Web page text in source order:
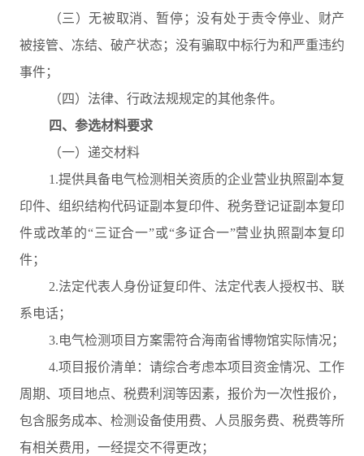
（三）无被取消、暂停；没有处于责令停业、财产
被接管、冻结、破产状态；没有骗取中标行为和严重违约
事件；
（四）法律、行政法规规定的其他条件。
四、参选材料要求
（一）递交材料
1.提供具备电气检测相关资质的企业营业执照副本复
印件、组织结构代码证副本复印件、税务登记证副本复印
件或改革的“三证合一”或“多证合一”营业执照副本复印
件；
2.法定代表人身份证复印件、法定代表人授权书、联
系电话；
3.电气检测项目方案需符合海南省博物馆实际情况；
4.项目报价清单：请综合考虑本项目资金情况、工作
周期、项目地点、税费利润等因素，报价为一次性报价，
包含服务成本、检测设备使用费、人员服务费、税费等所
有相关费用，一经提交不得更改；